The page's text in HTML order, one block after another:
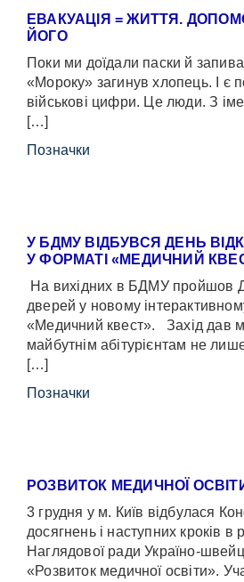
ЕВАКУАЦІЯ = ЖИТТЯ.
ЙОГО
Поки ми доїдали паски й
«Мороку» загинув хлопець. І є
військові цифри. Це люди. З
[…]
Позначки
У БДМУ ВІДБУВСЯ ДЕНЬ
У ФОРМАТІ «МЕДИЧНИЙ
На вихідних в БДМУ пройшов
дверей у новому
«Медичний квест». Захід дав
майбутнім абітурієнтам не
[…]
Позначки
РОЗВИТОК МЕДИЧНОЇ
3 грудня у м. Київ відбулася
досягнень і наступних кроків в
Наглядової ради Україно-
«Розвиток медичної освіти».